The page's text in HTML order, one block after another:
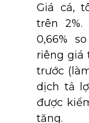
Giá cá,
trên
0,66%
riêng giá
trước
dịch tả
được
tăng.